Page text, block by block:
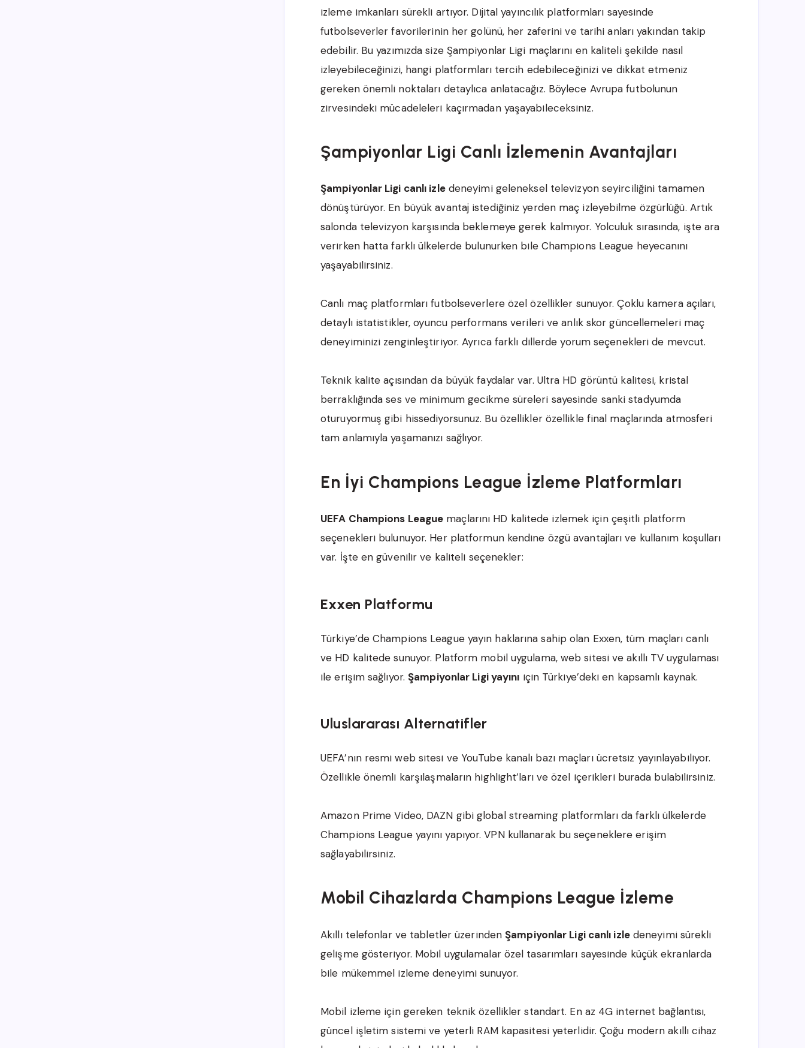
izleme imkanları sürekli artıyor. Dijital yayıncılık platformları sayesinde
futbolseverler favorilerinin her golünü, her zaferini ve tarihi anları yakından takip
edebilir. Bu yazımızda size Şampiyonlar Ligi maçlarını en kaliteli şekilde nasıl
izleyebileceğinizi, hangi platformları tercih edebileceğinizi ve dikkat etmeniz
gereken önemli noktaları detaylıca anlatacağız. Böylece Avrupa futbolunun
zirvesindeki mücadeleleri kaçırmadan yaşayabileceksiniz.
Şampiyonlar Ligi Canlı İzlemenin Avantajları
Şampiyonlar Ligi canlı izledeneyimi geleneksel televizyon seyirciliğini tamamen
dönüştürüyor. En büyük avantaj istediğiniz yerden maç izleyebilme özgürlüğü. Artık
salonda televizyon karşısında beklemeye gerek kalmıyor. Yolculuk sırasında, işte ara
verirken hatta farklı ülkelerde bulunurken bile Champions League heyecanını
yaşayabilirsiniz.
Canlı maç platformları futbolseverlere özel özellikler sunuyor. Çoklu kamera açıları,
detaylı istatistikler, oyuncu performans verileri ve anlık skor güncellemeleri maç
deneyiminizi zenginleştiriyor. Ayrıca farklı dillerde yorum seçenekleri de mevcut.
Teknik kalite açısından da büyük faydalar var. Ultra HD görüntü kalitesi, kristal
berraklığında ses ve minimum gecikme süreleri sayesinde sanki stadyumda
oturuyormuş gibi hissediyorsunuz. Bu özellikler özellikle final maçlarında atmosferi
tam anlamıyla yaşamanızı sağlıyor.
En İyi Champions League İzleme Platformları
UEFA Champions League maçlarını HD kalitede izlemek için çeşitli platform
seçenekleri bulunuyor. Her platformun kendine özgü avantajları ve kullanım koşulları
var. İşte en güvenilir ve kaliteli seçenekler:
Exxen Platformu
Türkiye’de Champions League yayın haklarına sahip olan Exxen, tüm maçları canlı
ve HD kalitede sunuyor. Platform mobil uygulama, web sitesi ve akıllı TV uygulaması
ile erişim sağlıyor.Şampiyonlar Ligi yayını için Türkiye’deki en kapsamlı kaynak.
Uluslararası Alternatifler
UEFA’nın resmi web sitesi ve YouTube kanalı bazı maçları ücretsiz yayınlayabiliyor.
Özellikle önemli karşılaşmaların highlight’ları ve özel içerikleri burada bulabilirsiniz.
Amazon Prime Video, DAZN gibi global streaming platformları da farklı ülkelerde
Champions League yayını yapıyor. VPN kullanarak bu seçeneklere erişim
sağlayabilirsiniz.
Mobil Cihazlarda Champions League İzleme
Akıllı telefonlar ve tabletler üzerindenŞampiyonlar Ligi canlı izledeneyimi sürekli
gelişme gösteriyor. Mobil uygulamalar özel tasarımları sayesinde küçük ekranlarda
bile mükemmel izleme deneyimi sunuyor.
Mobil izleme için gereken teknik özellikler standart. En az 4G internet bağlantısı,
güncel işletim sistemi ve yeterli RAM kapasitesi yeterlidir. Çoğu modern akıllı cihaz